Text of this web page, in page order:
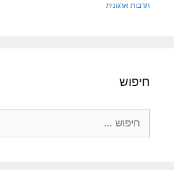
תרבות ארגונית
חיפוש